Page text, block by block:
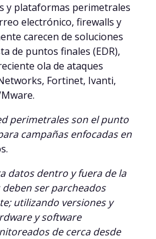
y plataformas perimetrales
electrónico, firewalls y
carecen de soluciones
de puntos finales (EDR),
ola de ataques
Fortinet, Ivanti,
perimetrales son el punto
campañas enfocadas en
datos dentro y fuera de la
ser parcheados
utilizando versiones y
y software
de cerca desde